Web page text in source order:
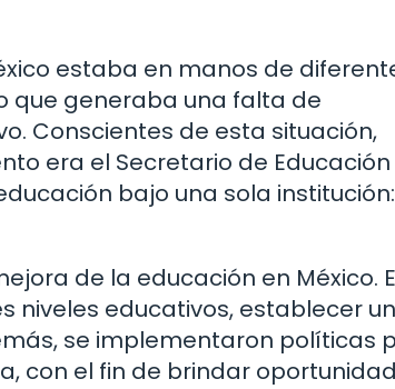
estaba en manos de
que generaba una falta de
Conscientes de esta situación,
era el Secretario de Educación
bajo una sola
de la educación en México.
niveles educativos, establecer
se implementaron políticas
con el fin de brindar